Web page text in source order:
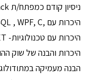
ניסיון קודם כמפתח/ת Full-Stack של 3-4 שנים – חובה
היכרות עם ,React SQL, MSSQL , WPF, C# – חובה
היכרות עם טכנולוגיות- ASP.NET חובה
היכרות והבנה של שוק